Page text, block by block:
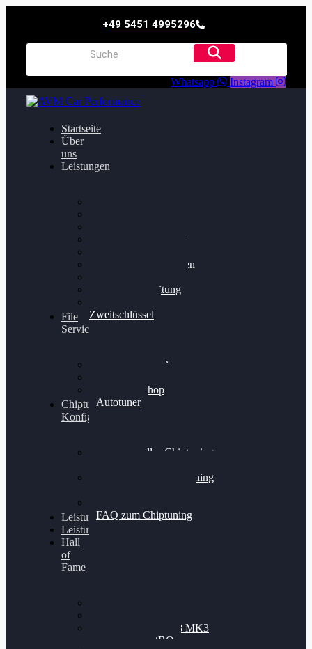
+49 5451 4995296
Whatsapp Instagram
Startseite
Über
uns
Leistungen
Getriebeoptimierung
Bremsscheiben planen
Felgenaufbereitung
Zweitschlüssel
File
Service
Alientech Kess3
Alientech Shop
Autotuner
Chiptuning
Konfigurator
Professionelles Chiptuning
Professionelles Chiptuning
FAQ zum Chiptuning
Leistungsmessung
Leistungsprüfstand
Hall
of
Fame
Nissan GT-R35 3.8 MK3
V6 TWINTURBO